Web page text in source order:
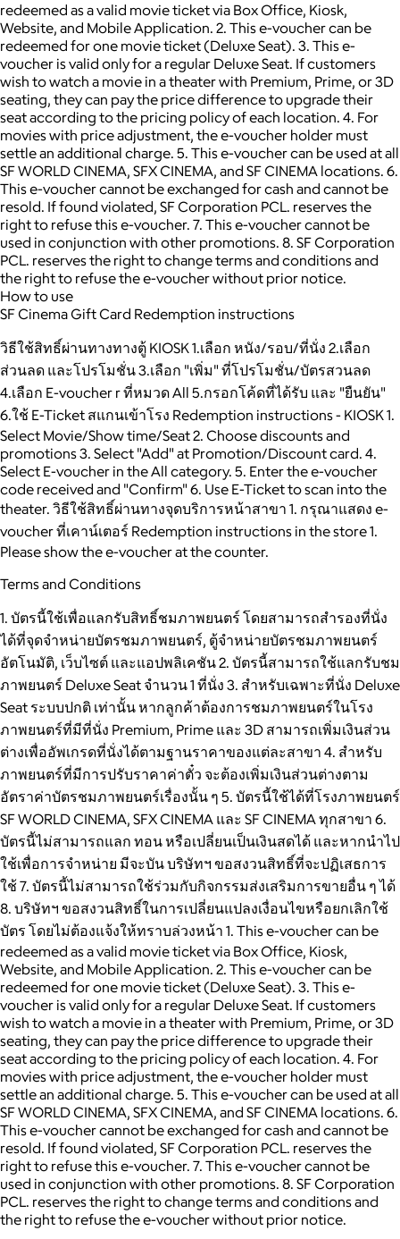
redeemed as a valid movie ticket via Box Office, Kiosk,
Website, and Mobile Application. 2. This e-voucher can be
redeemed for one movie ticket (Deluxe Seat). 3. This e-
voucher is valid only for a regular Deluxe Seat. If customers
wish to watch a movie in a theater with Premium, Prime, or 3D
seating, they can pay the price difference to upgrade their
seat according to the pricing policy of each location. 4. For
movies with price adjustment, the e-voucher holder must
settle an additional charge. 5. This e-voucher can be used at all
SF WORLD CINEMA, SFX CINEMA, and SF CINEMA locations. 6.
This e-voucher cannot be exchanged for cash and cannot be
resold. If found violated, SF Corporation PCL. reserves the
right to refuse this e-voucher. 7. This e-voucher cannot be
used in conjunction with other promotions. 8. SF Corporation
PCL. reserves the right to change terms and conditions and
the right to refuse the e-voucher without prior notice.
How to use
SF Cinema Gift Card Redemption instructions
วิธีใช้สิทธิ์ผ่านทางทางตู้ KIOSK 1.เลือก หนัง/รอบ/ที่นั่ง 2.เลือก
ส่วนลด และโปรโมชั่น 3.เลือก "เพิ่ม" ที่โปรโมชั่น/บัตรสวนลด
4.เลือก E-voucher r ที่หมวด All 5.กรอกโค้ดที่ได้รับ และ "ยืนยัน"
6.ใช้ E-Ticket สแกนเข้าโรง Redemption instructions - KIOSK 1.
Select Movie/Show time/Seat 2. Choose discounts and
promotions 3. Select "Add" at Promotion/Discount card. 4.
Select E-voucher in the All category. 5. Enter the e-voucher
code received and "Confirm" 6. Use E-Ticket to scan into the
theater. วิธีใช้สิทธิ์ผ่านทางจุดบริการหน้าสาขา 1. กรุณาแสดง e-
voucher ที่เคาน์เตอร์ Redemption instructions in the store 1.
Please show the e-voucher at the counter.
Terms and Conditions
1. บัตรนี้ใช้เพื่อแลกรับสิทธิ์ชมภาพยนตร์ โดยสามารถสำรองที่นั่ง
ได้ที่จุดจำหน่ายบัตรชมภาพยนตร์, ตู้จำหน่ายบัตรชมภาพยนตร์
อัตโนมัติ, เว็บไซต์ และแอปพลิเคชัน 2. บัตรนี้สามารถใช้แลกรับชม
ภาพยนตร์ Deluxe Seat จำนวน 1 ที่นั่ง 3. สำหรับเฉพาะที่นั่ง Deluxe
Seat ระบบปกติ เท่านั้น หากลูกค้าต้องการชมภาพยนตร์ในโรง
ภาพยนตร์ที่มีที่นั่ง Premium, Prime และ 3D สามารถเพิ่มเงินส่วน
ต่างเพื่ออัพเกรดที่นั่งได้ตามฐานราคาของแต่ละสาขา 4. สำหรับ
ภาพยนตร์ที่มีการปรับราคาค่าตั๋ว จะต้องเพิ่มเงินส่วนต่างตาม
อัตราค่าบัตรชมภาพยนตร์เรื่องนั้น ๆ 5. บัตรนี้ใช้ได้ที่โรงภาพยนตร์
SF WORLD CINEMA, SFX CINEMA และ SF CINEMA ทุกสาขา 6.
บัตรนี้ไม่สามารถแลก ทอน หรือเปลี่ยนเป็นเงินสดได้ และหากนำไป
ใช้เพื่อการจำหน่าย มีจะบัน บริษัทฯ ขอสงวนสิทธิ์ที่จะปฏิเสธการ
ใช้ 7. บัตรนี้ไม่สามารถใช้ร่วมกับกิจกรรมส่งเสริมการขายอื่น ๆ ได้
8. บริษัทฯ ขอสงวนสิทธิ์ในการเปลี่ยนแปลงเงื่อนไขหรือยกเลิกใช้
บัตร โดยไม่ต้องแจ้งให้ทราบล่วงหน้า 1. This e-voucher can be
redeemed as a valid movie ticket via Box Office, Kiosk,
Website, and Mobile Application. 2. This e-voucher can be
redeemed for one movie ticket (Deluxe Seat). 3. This e-
voucher is valid only for a regular Deluxe Seat. If customers
wish to watch a movie in a theater with Premium, Prime, or 3D
seating, they can pay the price difference to upgrade their
seat according to the pricing policy of each location. 4. For
movies with price adjustment, the e-voucher holder must
settle an additional charge. 5. This e-voucher can be used at all
SF WORLD CINEMA, SFX CINEMA, and SF CINEMA locations. 6.
This e-voucher cannot be exchanged for cash and cannot be
resold. If found violated, SF Corporation PCL. reserves the
right to refuse this e-voucher. 7. This e-voucher cannot be
used in conjunction with other promotions. 8. SF Corporation
PCL. reserves the right to change terms and conditions and
the right to refuse the e-voucher without prior notice.